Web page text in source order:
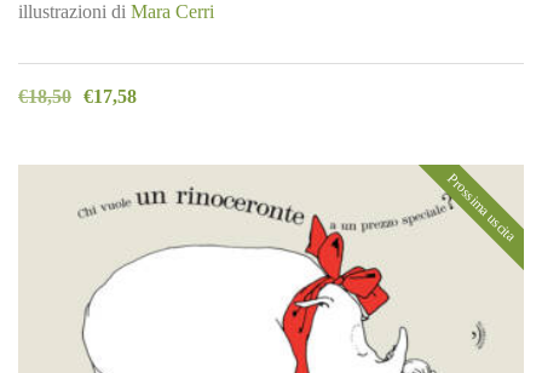
illustrazioni di Mara Cerri
€18,50 €17,58
Prossima uscita